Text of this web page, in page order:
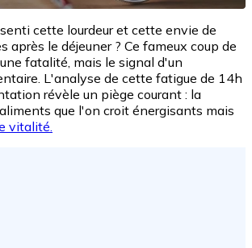
cette lourdeur et cette envie de
après le déjeuner ? Ce fameux coup de
fatalité, mais le signal d'un
L'analyse de cette fatigue de 14h
révèle un piège courant : la
que l'on croit énergisants mais
vitalité.